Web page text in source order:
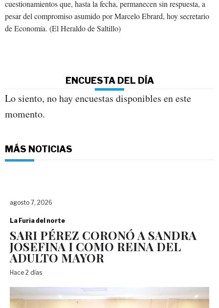
cuestionamientos que, hasta la fecha, permanecen sin respuesta, a
pesar del compromiso asumido por Marcelo Ebrard, hoy secretario
de Economía. (El Heraldo de Saltillo)
ENCUESTA DEL DÍA
Lo siento, no hay encuestas disponibles en este
momento.
MÁS NOTICIAS
agosto 7, 2026
La Furia del norte
SARI PÉREZ CORONÓ A SANDRA
JOSEFINA I COMO REINA DEL
ADULTO MAYOR
Hace 2 días